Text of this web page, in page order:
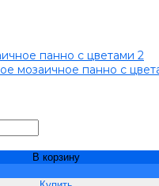
мозаичное панно с
В корзину